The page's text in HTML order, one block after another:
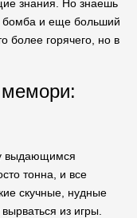
знания. Но знаешь
бомба и еще больший
более горячего, но в
мемори:
выдающимся
тонна, и все
скучные, нудные
из игры.